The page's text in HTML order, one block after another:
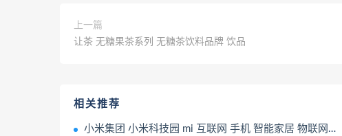
上一篇
让茶 无糖果茶系列 无糖茶饮料品牌 饮品
相关推荐
小米集团 小米科技园 mi 互联网 手机 智能家居 物联网 iot